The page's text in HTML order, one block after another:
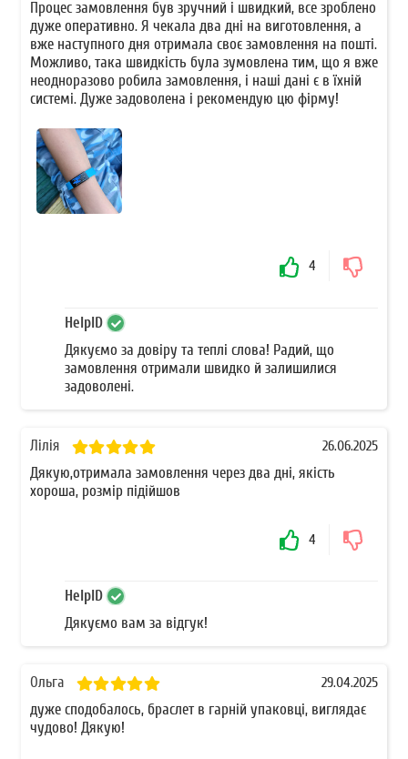
Процес замовлення був зручний і швидкий, все зроблено
дуже оперативно. Я чекала два дні на виготовлення, а
вже наступного дня отримала своє замовлення на пошті.
Можливо, така швидкість була зумовлена тим, що я вже
неодноразово робила замовлення, і наші дані є в їхній
системі. Дуже задоволена і рекомендую цю фірму!
4
HelpID
Дякуємо за довіру та теплі слова! Радий, що
замовлення отримали швидко й залишилися
задоволені.
Лілія 26.06.2025
Дякую,отримала замовлення через два дні, якість
хороша, розмір підійшов
4
HelpID
Дякуємо вам за відгук!
Ольга 29.04.2025
дуже сподобалось, браслет в гарній упаковці, виглядає
чудово! Дякую!